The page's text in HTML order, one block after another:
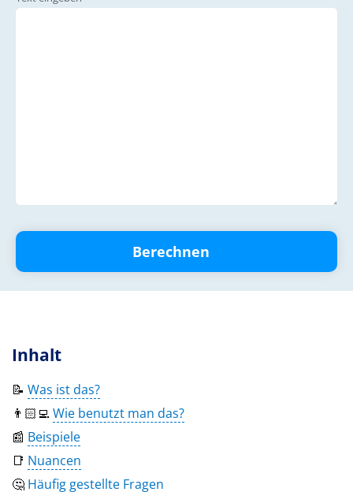
Berechnen
Inhalt
📝 Was ist das?
👨🏻‍💻 Wie benutzt man das?
📰 Beispiele
📑 Nuancen
🤔 Häufig gestellte Fragen